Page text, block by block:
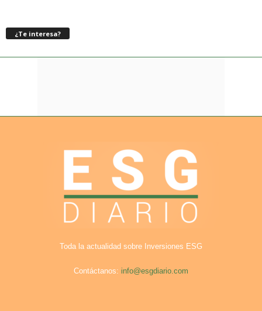
¿Te interesa?
Toda la actualidad sobre Inversiones ESG
Contáctanos: info@esgdiario.com